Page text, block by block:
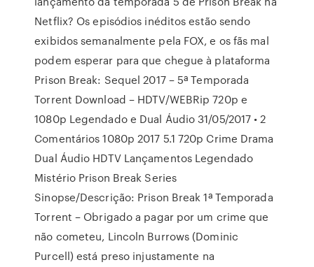
Netflix? Os episódios inéditos estão sendo
exibidos semanalmente pela FOX, e os fãs mal
podem esperar para que chegue à plataforma
Prison Break: Sequel 2017 – 5ª Temporada
Torrent Download – HDTV/WEBRip 720p e
1080p Legendado e Dual Áudio 31/05/2017 • 2
Comentários 1080p 2017 5.1 720p Crime Drama
Dual Áudio HDTV Lançamentos Legendado
Mistério Prison Break Series
Sinopse/Descrição: Prison Break 1ª Temporada
Torrent – Obrigado a pagar por um crime que
não cometeu, Lincoln Burrows (Dominic
Purcell) está preso injustamente na